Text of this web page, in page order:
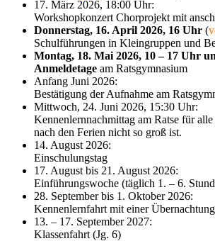
17. März 2026, 18:00 Uhr:
Workshopkonzert Chorprojekt mit
Donnerstag, 16. April 2026, 16 Uhr (
Schulführungen in Kleingruppen und
Montag, 18. Mai 2026, 10 – 17 Uhr
Anmeldetage am Ratsgymnasium
Anfang Juni 2026:
Bestätigung der Aufnahme am
Mittwoch, 24. Juni 2026, 15:30 Uhr:
Kennenlernnachmittag am Ratse für
nach den Ferien nicht so groß ist.
14. August 2026:
Einschulungstag
17. August bis 21. August 2026:
Einführungswoche (täglich 1. – 6.
28. September bis 1. Oktober 2026:
Kennenlernfahrt mit einer
13. – 17. September 2027:
Klassenfahrt (Jg. 6)